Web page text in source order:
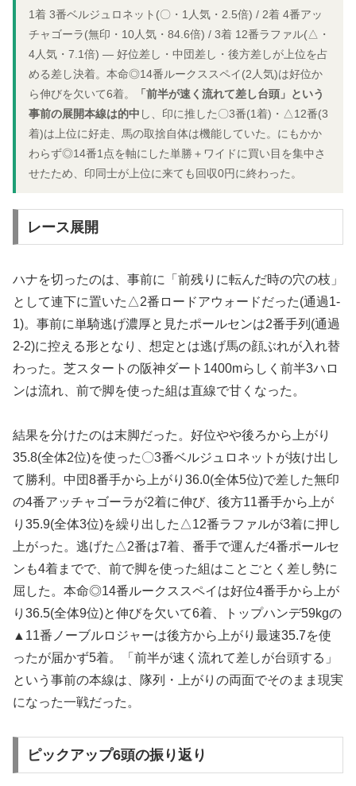
1着 3番ベルジュロネット(〇・1人気・2.5倍) / 2着 4番アッ
チャゴーラ(無印・10人気・84.6倍) / 3着 12番ラファル(△・
4人気・7.1倍) ― 好位差し・中団差し・後方差しが上位を占
める差し決着。本命◎14番ルークススペイ(2人気)は好位か
ら伸びを欠いて6着。
「前半が速く流れて差し台頭」という
事前の展開本線は的中 し、印に推した〇3番(1着)・△12番(3
着)は上位に好走、馬の取捨自体は機能していた。にもかか
わらず◎14番1点を軸にした単勝＋ワイドに買い目を集中さ
せたため、印同士が上位に来ても回収0円に終わった。
レース展開
ハナを切ったのは、事前に「前残りに転んだ時の穴の枝」
として連下に置いた△2番ロードアウォードだった(通過1-
1)。事前に単騎逃げ濃厚と見たポールセンは2番手列(通過
2-2)に控える形となり、想定とは逃げ馬の顔ぶれが入れ替
わった。芝スタートの阪神ダート1400mらしく前半3ハロ
ンは流れ、前で脚を使った組は直線で甘くなった。
結果を分けたのは末脚だった。好位やや後ろから上がり
35.8(全体2位)を使った〇3番ベルジュロネットが抜け出し
て勝利。中団8番手から上がり36.0(全体5位)で差した無印
の4番アッチャゴーラが2着に伸び、後方11番手から上が
り35.9(全体3位)を繰り出した△12番ラファルが3着に押し
上がった。逃げた△2番は7着、番手で運んだ4番ポールセ
ンも4着までで、前で脚を使った組はことごとく差し勢に
屈した。本命◎14番ルークススペイは好位4番手から上が
り36.5(全体9位)と伸びを欠いて6着、トップハンデ59kgの
▲11番ノーブルロジャーは後方から上がり最速35.7を使
ったが届かず5着。「前半が速く流れて差しが台頭する」
という事前の本線は、隊列・上がりの両面でそのまま現実
になった一戦だった。
ピックアップ6頭の振り返り